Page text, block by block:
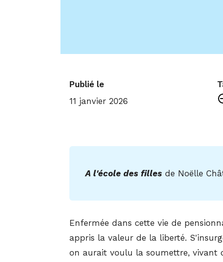
Publié le
11 janvier 2026
A l'école des filles de Noëlle
Enfermée dans cette vie de
appris la valeur de la liberté.
on aurait voulu la soumettre, vivant